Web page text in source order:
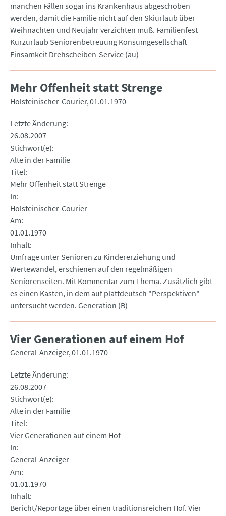
manchen Fällen sogar ins Krankenhaus abgeschoben
werden, damit die Familie nicht auf den Skiurlaub über
Weihnachten und Neujahr verzichten muß. Familienfest
Kurzurlaub Seniorenbetreuung Konsumgesellschaft
Einsamkeit Drehscheiben-Service (au)
Mehr Offenheit statt Strenge
Holsteinischer-Courier 01.01.1970
Letzte Änderung
26.08.2007
Stichwort(e)
Alte in der Familie
Titel
Mehr Offenheit statt Strenge
In
Holsteinischer-Courier
Am
01.01.1970
Inhalt
Umfrage unter Senioren zu Kindererziehung und
Wertewandel, erschienen auf den regelmäßigen
Seniorenseiten. Mit Kommentar zum Thema. Zusätzlich gibt
es einen Kasten, in dem auf plattdeutsch "Perspektiven"
untersucht werden. Generation (B)
Vier Generationen auf einem Hof
General-Anzeiger 01.01.1970
Letzte Änderung
26.08.2007
Stichwort(e)
Alte in der Familie
Titel
Vier Generationen auf einem Hof
In
General-Anzeiger
Am
01.01.1970
Inhalt
Bericht/Reportage über einen traditionsreichen Hof. Vier